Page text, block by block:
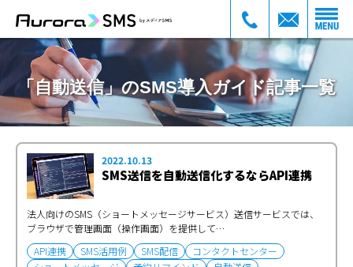
「自動送信」のSMS導入ガイド記事一覧
2022.10.13
SMS送信を自動送信化するならAPI連携
法人向けのSMS（ショートメッセージサービス）送信サービスでは、
ブラウザで管理画面（操作画面）を提供して…
API連携
SMS活用例 SMS配信
コンタクトセンター